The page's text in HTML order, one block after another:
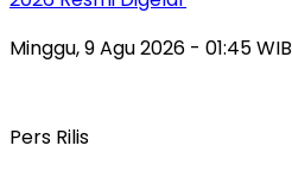
Minggu, 9 Agu 2026 - 01:45 WIB
Pers Rilis